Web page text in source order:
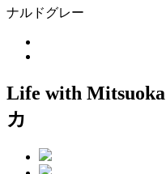
ナルドグレー
Life with Mitsuoka
カ